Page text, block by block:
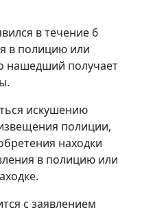
в течение 6
в полицию или
нашедший получает
искушению
полиции,
находки
в полицию или
с заявлением